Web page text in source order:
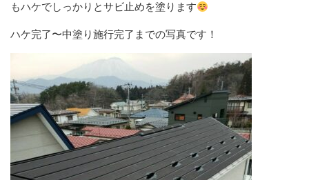
もハケでしっかりとサビ止めを塗ります
ハケ完了〜中塗り施行完了までの写真です！